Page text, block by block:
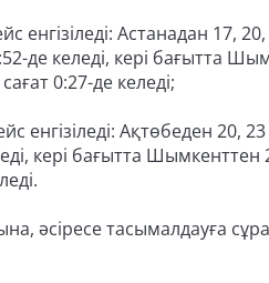
Астанадан 17,
де келеді, кері бағытта
0:27-де келеді;
Ақтөбеден 20, 23
кері бағытта Шымкенттен
әсіресе тасымалдауға